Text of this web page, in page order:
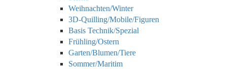
Weihnachten/Winter
3D-Quilling/Mobile/Figuren
Basis Technik/Spezial
Frühling/Ostern
Garten/Blumen/Tiere
Sommer/Maritim